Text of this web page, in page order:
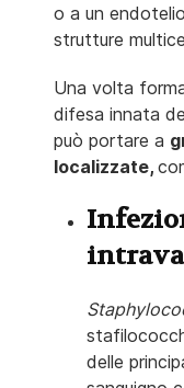
o a un
strutture
Una volta
difesa innata
può portare a
localizzate,
delle